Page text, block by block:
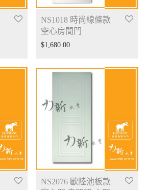
NS1018 時尚線條款
空心房間門
$1,680.00
NS2076 歐陸池板款